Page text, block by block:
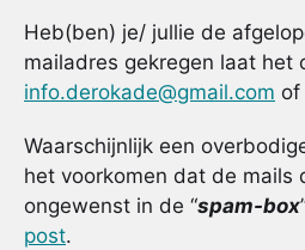
Heb(ben) je/ jullie de
mailadres gekregen laat het
info.derokade@gmail.com of
Waarschijnlijk een
het voorkomen dat de mails
ongewenst in de “spam-box
post.